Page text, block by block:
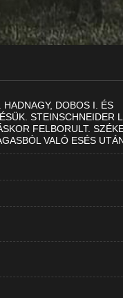
DOBOS I. ÉS
STEINSCHNEIDER
FELBORULT.
VALÓ ESÉS